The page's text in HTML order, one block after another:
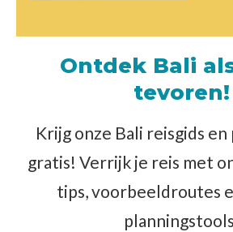
Ontdek Bali
tevoren!
Krijg onze Bali reisgids
gratis! Verrijk je reis met
tips, voorbeeldroutes